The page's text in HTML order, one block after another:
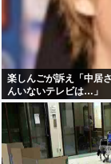
楽しんごが訴え「中居
んいないテレビは…」